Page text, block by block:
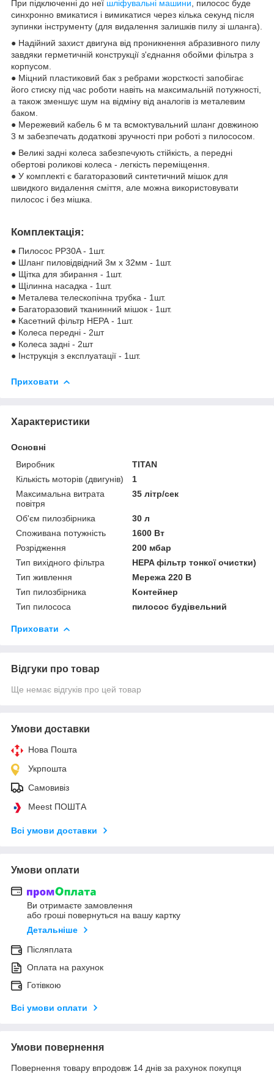
При підключенні до неї шліфувальні машини, пилосос буде
синхронно вмикатися і вимикатися через кілька секунд після
зупинки інструменту (для видалення залишків пилу зі шланга).
● Надійний захист двигуна від проникнення абразивного пилу
завдяки герметичній конструкції з'єднання обойми фільтра з
корпусом.
● Міцний пластиковий бак з ребрами жорсткості запобігає
його стиску під час роботи навіть на максимальній потужності,
а також зменшує шум на відміну від аналогів із металевим
баком.
● Мережевий кабель 6 м та всмоктувальний шланг довжиною
3 м забезпечать додаткові зручності при роботі з пилососом.
● Великі задні колеса забезпечують стійкість, а передні
обертові роликові колеса - легкість переміщення.
● У комплекті є багаторазовий синтетичний мішок для
швидкого видалення сміття, але можна використовувати
пилосос і без мішка.
Комплектація:
● Пилосос PP30A - 1шт.
● Шланг пиловідвідний 3м х 32мм - 1шт.
● Щітка для збирання - 1шт.
● Щілинна насадка - 1шт.
● Металева телескопічна трубка - 1шт.
● Багаторазовий тканинний мішок - 1шт.
● Касетний фільтр НЕРА - 1шт.
● Колеса передні - 2шт
● Колеса задні - 2шт
● Інструкція з експлуатації - 1шт.
Приховати
Характеристики
Основні
Виробник
TITAN
Кількість моторів (двигунів)
1
Максимальна витрата
повітря
35 літр/сек
Об'єм пилозбірника
30 л
Споживана потужність
1600 Вт
Розрідження
200 мбар
Тип вихідного фільтра
HEPA фільтр тонкої очистки)
Тип живлення
Мережа 220 В
Тип пилозбірника
Контейнер
Тип пилососа
пилосос будівельний
Приховати
Відгуки про товар
Ще немає відгуків про цей товар
Умови доставки
Нова Пошта
Укрпошта
Самовивіз
Meest ПОШТА
Всі умови доставки
Умови оплати
Ви отримаєте замовлення
або гроші повернуться на вашу картку
Детальніше
Післяплата
Оплата на рахунок
Готівкою
Всі умови оплати
Умови повернення
Повернення товару впродовж 14 днів за рахунок покупця